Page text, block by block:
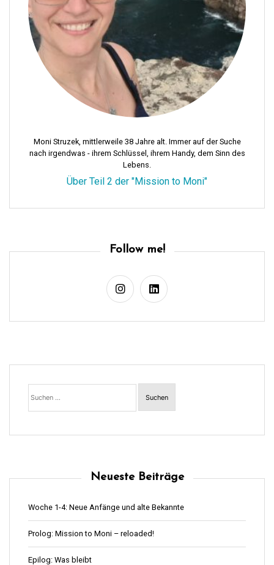
Moni Struzek, mittlerweile 38 Jahre alt. Immer auf der Suche
nach irgendwas - ihrem Schlüssel, ihrem Handy, dem Sinn des
Lebens.
Über Teil 2 der "Mission to Moni"
Follow me!
Suchen
nach:
Neueste Beiträge
Woche 1-4: Neue Anfänge und alte Bekannte
Prolog: Mission to Moni – reloaded!
Epilog: Was bleibt